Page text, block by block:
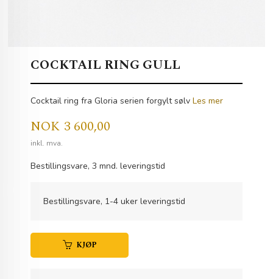
COCKTAIL RING GULL
Cocktail ring fra Gloria serien forgylt sølvLes mer
Pris
NOK 3 600,00
inkl. mva.
Bestillingsvare, 3 mnd. leveringstid
Bestillingsvare, 1-4 uker leveringstid
KJØP